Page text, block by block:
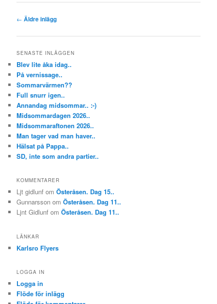
Inläggsnavigering
← Äldre inlägg
SENASTE INLÄGGEN
Blev lite åka idag..
På vernissage..
Sommarvärmen??
Full snurr igen..
Annandag midsommar.. :-)
Midsommardagen 2026..
Midsommaraftonen 2026..
Man tager vad man haver..
Hälsat på Pappa..
SD, inte som andra partier..
KOMMENTARER
Ljt gidlunf omÖsteråsen. Dag 15..
Gunnarsson omÖsteråsen. Dag 11..
Ljnt Gidlunf omÖsteråsen. Dag 11..
LÄNKAR
Karlsro Flyers
LOGGA IN
Logga in
Flöde för inlägg